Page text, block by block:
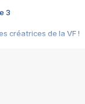
3
créatrices de la VF !